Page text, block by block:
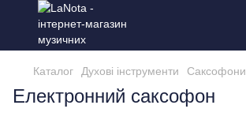
Каталог Духові інструменти Саксофони
Електронний саксофон